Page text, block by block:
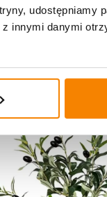
udostępniamy
innymi danymi